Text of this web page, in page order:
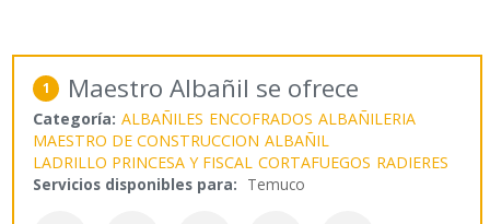
1 Maestro Albañil se ofrece
Categoría: ALBAÑILES ENCOFRADOS ALBAÑILERIA
MAESTRO DE CONSTRUCCION ALBAÑIL
LADRILLO PRINCESA Y FISCAL CORTAFUEGOS RADIERES
Servicios disponibles para: Temuco